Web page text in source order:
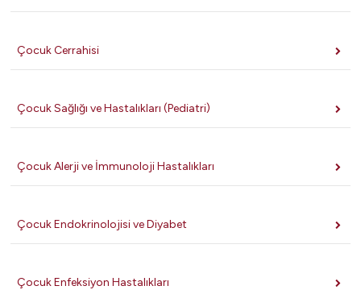
Çocuk Cerrahisi
Çocuk Sağlığı ve Hastalıkları (Pediatri)
Çocuk Alerji ve İmmunoloji Hastalıkları
Çocuk Endokrinolojisi ve Diyabet
Çocuk Enfeksiyon Hastalıkları